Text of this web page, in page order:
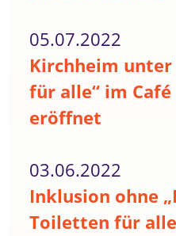
05.07.2022
Kirchheim
für alle“ im
eröffnet
03.06.2022
Inklusion ohne
Toiletten für